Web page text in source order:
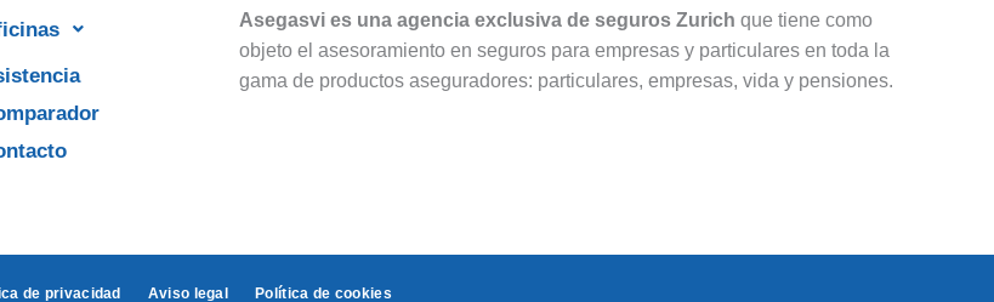
Asegasvi es una agencia exclusiva de seguros Zurich que tiene como
objeto el asesoramiento en seguros para empresas y particulares en toda la
gama de productos aseguradores: particulares, empresas, vida y pensiones.
de privacidad Aviso legal Política de cookies